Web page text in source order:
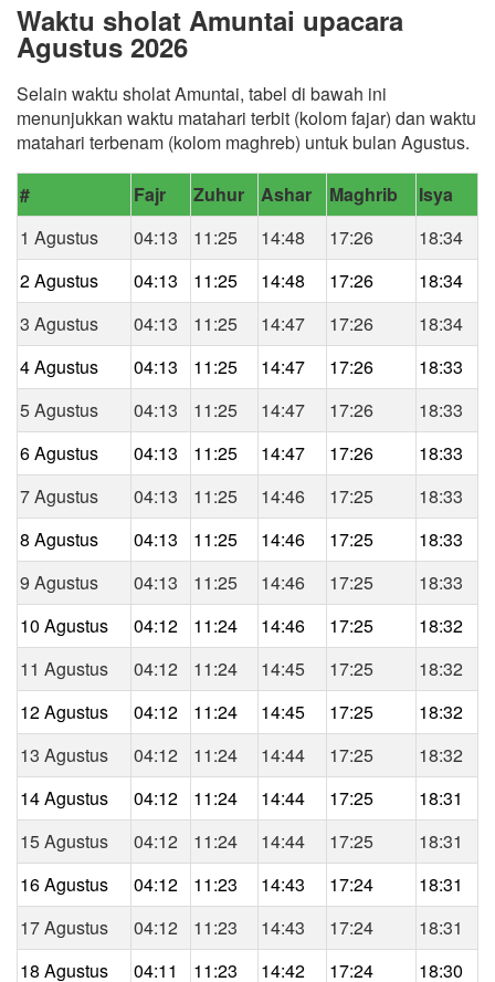
Waktu sholat Amuntai upacara
Agustus 2026
Selain waktu sholat Amuntai, tabel di bawah ini
menunjukkan waktu matahari terbit (kolom fajar) dan waktu
matahari terbenam (kolom maghreb) untuk bulan Agustus.
# Fajr Zuhur Ashar Maghrib
Isya
1 Agustus
04:13 11:25 14:48 17:26
18:34
2 Agustus
04:13 11:25 14:48 17:26
18:34
3 Agustus
04:13 11:25 14:47 17:26
18:34
4 Agustus
04:13 11:25 14:47 17:26
18:33
5 Agustus
04:13 11:25 14:47 17:26
18:33
6 Agustus
04:13 11:25 14:47 17:26
18:33
7 Agustus
04:13 11:25 14:46 17:25
18:33
8 Agustus
04:13 11:25 14:46 17:25
18:33
9 Agustus
04:13 11:25 14:46 17:25
18:33
10 Agustus
04:12 11:24 14:46 17:25
18:32
11 Agustus
04:12 11:24 14:45 17:25
18:32
12 Agustus
04:12 11:24 14:45 17:25
18:32
13 Agustus
04:12 11:24 14:44 17:25
18:32
14 Agustus
04:12 11:24 14:44 17:25
18:31
15 Agustus
04:12 11:24 14:44 17:25
18:31
16 Agustus
04:12 11:23 14:43 17:24
18:31
17 Agustus
04:12 11:23 14:43 17:24
18:31
18 Agustus
04:11 11:23 14:42 17:24 18:30